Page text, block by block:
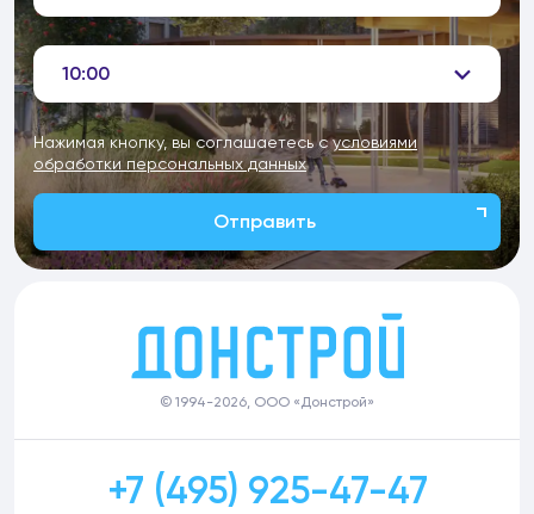
10:00
Нажимая кнопку, вы соглашаетесь сусловиями
обработки персональных данных
Отправить
© 1994-2026, ООО «Донстрой»
+7 (495) 925-47-47